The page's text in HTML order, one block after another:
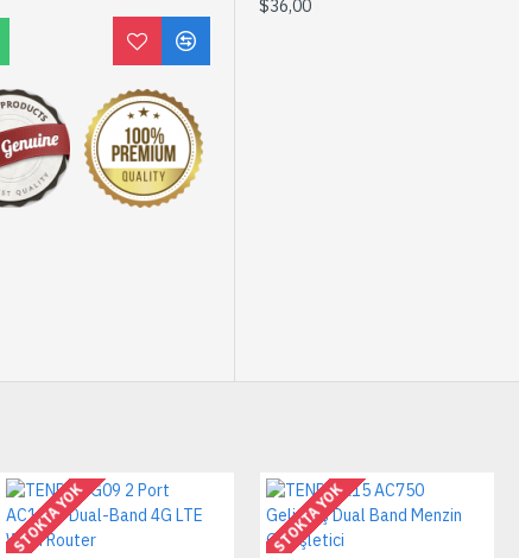
$36,00
STOKTA YOK STOKTA YOK